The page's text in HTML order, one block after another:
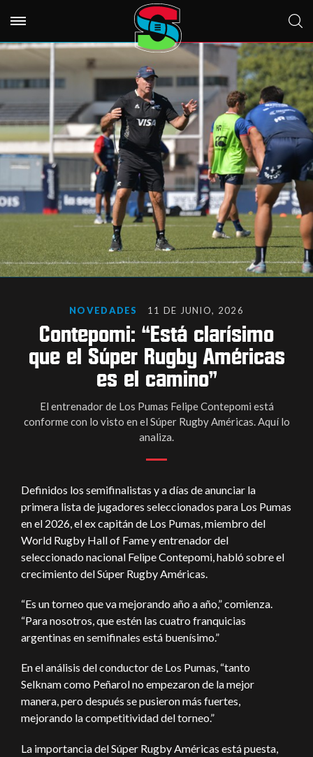
NOVEDADES 11 DE JUNIO, 2026
Contepomi: “Está clarísimo
que el Súper Rugby Américas
es el camino”
El entrenador de Los Pumas Felipe Contepomi está
conforme con lo visto en el Súper Rugby Américas. Aquí lo
analiza.
Definidos los semifinalistas y a días de anunciar la
primera lista de jugadores seleccionados para Los Pumas
en el 2026, el ex capitán de Los Pumas, miembro del
World Rugby Hall of Fame y entrenador del
seleccionado nacional Felipe Contepomi, habló sobre el
crecimiento del Súper Rugby Américas.
“Es un torneo que va mejorando año a año,” comienza.
“Para nosotros, que estén las cuatro franquicias
argentinas en semifinales está buenísimo.”
En el análisis del conductor de Los Pumas, “tanto
Selknam como Peñarol no empezaron de la mejor
manera, pero después se pusieron más fuertes,
mejorando la competitividad del torneo.”
La importancia del Súper Rugby Américas está puesta,